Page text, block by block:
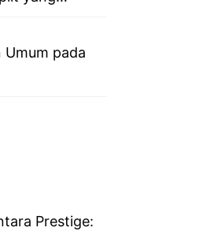
Umum pada
Prestige: